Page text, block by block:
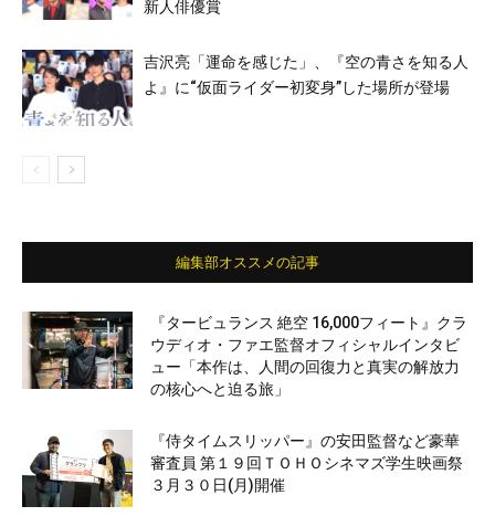
新人俳優賞
吉沢亮「運命を感じた」、『空の青さを知る人
よ』に“仮面ライダー初変身”した場所が登場
編集部オススメの記事
『タービュランス 絶空 16,000フィート』クラ
ウディオ・ファエ監督オフィシャルインタビ
ュー「本作は、人間の回復力と真実の解放力
の核心へと迫る旅」
『侍タイムスリッパー』の安田監督など豪華
審査員 第１９回ＴＯＨＯシネマズ学生映画祭
３月３０日(月)開催